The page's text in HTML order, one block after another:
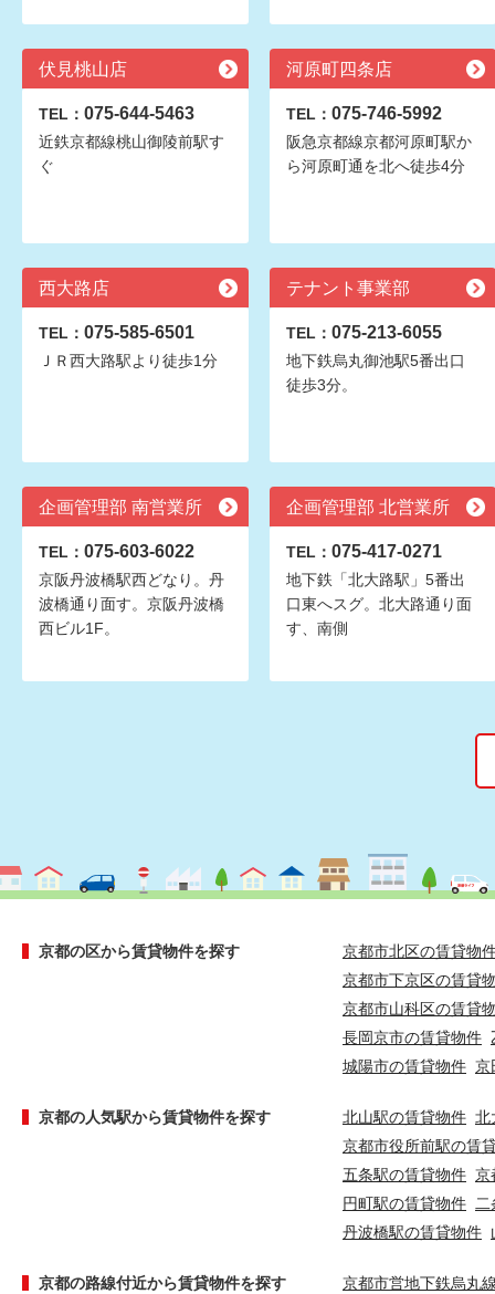
伏見桃山店
TEL： 075-644-5463
近鉄京都線桃山御陵前駅す
ぐ
河原町四条店
TEL： 075-746-5992
阪急京都線京都河原町駅か
ら河原町通を北へ徒歩4分
西大路店
TEL： 075-585-6501
ＪＲ西大路駅より徒歩1分
テナント事業部
TEL： 075-213-6055
地下鉄烏丸御池駅5番出口
徒歩3分。
企画管理部 南営業所
TEL： 075-603-6022
京阪丹波橋駅西どなり。丹
波橋通り面す。京阪丹波橋
西ビル1F。
企画管理部 北営業所
TEL： 075-417-0271
地下鉄「北大路駅」5番出
口東へスグ。北大路通り面
す、南側
京都の区から賃貸物件を探す
京都市北区の賃貸物
京都市下京区の賃貸
京都市山科区の賃貸
長岡京市の賃貸物件
城陽市の賃貸物件 京
京都の人気駅から賃貸物件を探す 北山駅の賃貸物件 北
京都市役所前駅の賃
五条駅の賃貸物件 京
円町駅の賃貸物件
丹波橋駅の賃貸物件
京都の路線付近から賃貸物件を探す
京都市営地下鉄烏丸